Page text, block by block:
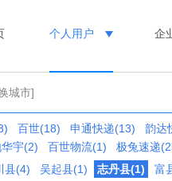
个人用户 企
城市]
百世(18) 申通快递(13) 韵达
宇(2) 百世物流(1)
极兔速递
县(4) 吴起县(1) 志丹县(1) 富